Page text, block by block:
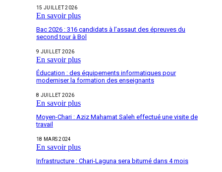
15 JUILLET 2026
En savoir plus
Bac 2026 : 316 candidats à l’assaut des épreuves du
second tour à Bol
9 JUILLET 2026
En savoir plus
Éducation : des équipements informatiques pour
moderniser la formation des enseignants
8 JUILLET 2026
En savoir plus
Moyen-Chari : Aziz Mahamat Saleh effectué une visite de
travail
18 MARS 2024
En savoir plus
Infrastructure : Chari-Laguna sera bitumé dans 4 mois